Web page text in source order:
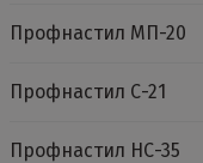
Профнастил МП-20
Профнастил С-21
Профнастил НС-35